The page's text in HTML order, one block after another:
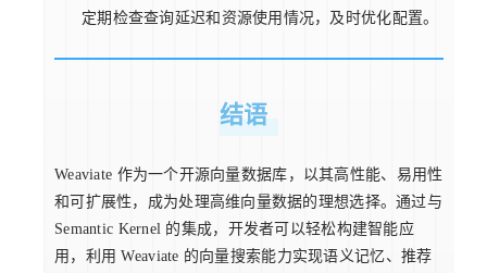
定期检查查询延迟和资源使用情况，及时优化配置。
结语
Weaviate 作为一个开源向量数据库，以其高性能、易用性
和可扩展性，成为处理高维向量数据的理想选择。通过与
Semantic Kernel 的集成，开发者可以轻松构建智能应
用，利用 Weaviate 的向量搜索能力实现语义记忆、推荐